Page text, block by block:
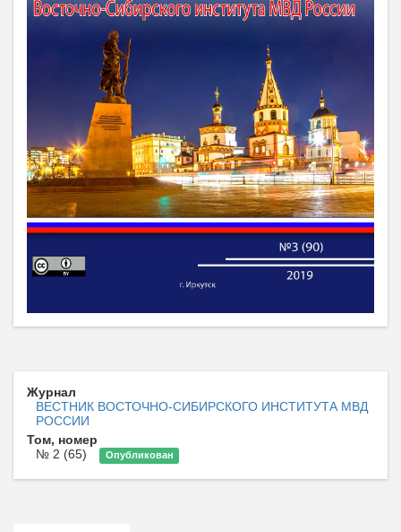
Журнал
ВЕСТНИК ВОСТОЧНО-СИБИРСКОГО ИНСТИТУТА МВД
РОССИИ
Том, номер
№ 2 (65)
Опубликован